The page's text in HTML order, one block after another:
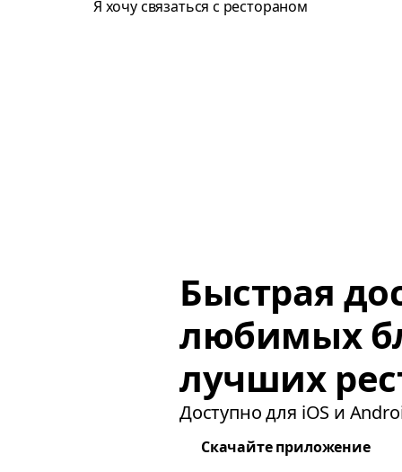
Я хочу связаться с рестораном
Быстрая
любимых
лучших
Доступно для iOS и
Скачайте приложение